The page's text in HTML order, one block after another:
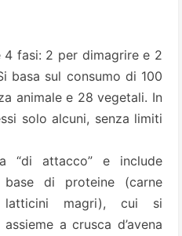
4 fasi: 2 per dimagrire e 2
basa sul consumo di 100
animale e 28 vegetali. In
solo alcuni, senza limiti
“di attacco” e include
di proteine (carne
latticini magri), cui si
a crusca d’avena